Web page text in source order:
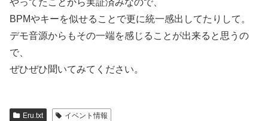
やってたことから実証済みなので、
BPMやキーを似せることで更に統一感出してたりして。
デモ音源からもその一端を感じることが出来ると思うの
で、
ぜひぜひ聞いてみてください。
Eru.txt イベント情報